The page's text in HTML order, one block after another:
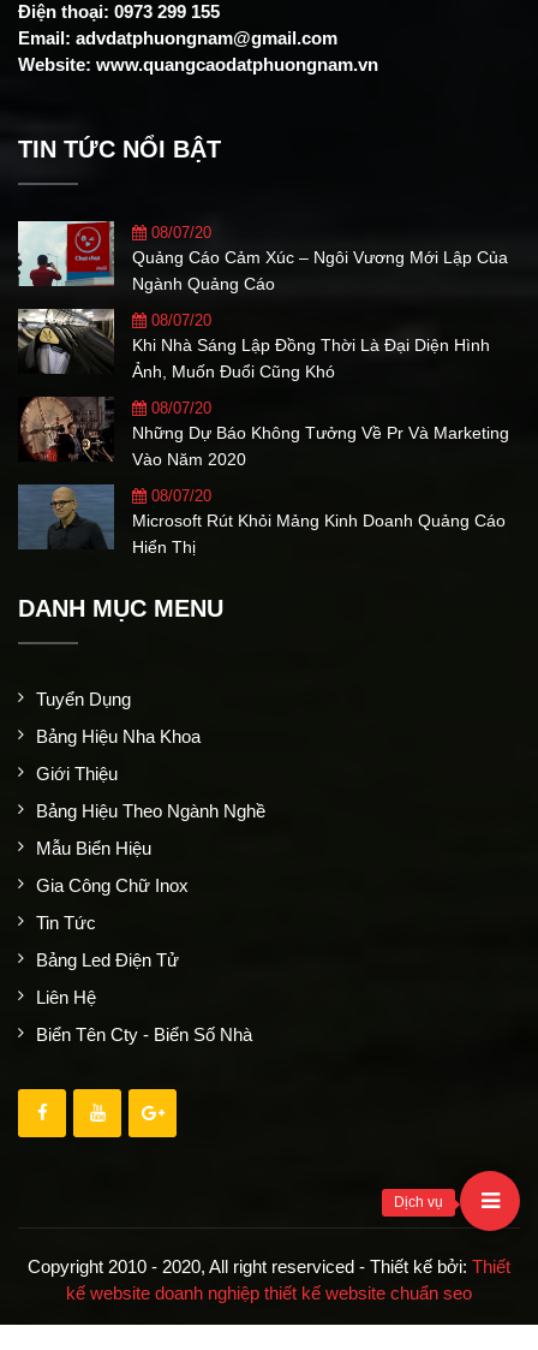
Điện thoại: 0973 299 155
Email: advdatphuongnam@gmail.com
Website: www.quangcaodatphuongnam.vn
TIN TỨC NỔI BẬT
08/07/20
Quảng Cáo Cảm Xúc – Ngôi Vương Mới Lập Của
Ngành Quảng Cáo
08/07/20
Khi Nhà Sáng Lập Đồng Thời Là Đại Diện Hình
Ảnh, Muốn Đuổi Cũng Khó
08/07/20
Những Dự Báo Không Tưởng Về Pr Và Marketing
Vào Năm 2020
08/07/20
Microsoft Rút Khỏi Mảng Kinh Doanh Quảng Cáo
Hiển Thị
DANH MỤC MENU
Tuyển Dụng
Bảng Hiệu Nha Khoa
Giới Thiệu
Bảng Hiệu Theo Ngành Nghề
Mẫu Biển Hiệu
Gia Công Chữ Inox
Tin Tức
Bảng Led Điện Tử
Liên Hệ
Biển Tên Cty - Biển Số Nhà
Copyright 2010 - 2020, All right reserviced - Thiết kế bởi: Thiết
kế website doanh nghiệp thiết kế website chuẩn seo
Dịch vụ